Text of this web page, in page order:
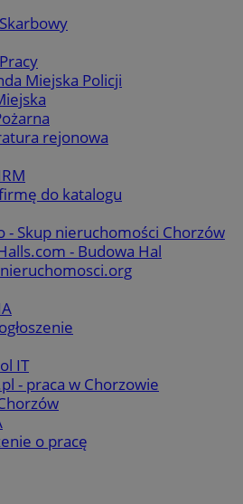
Miejska Policji
rejonowa
do katalogu
- Skup nieruchomości Chorzów
- Budowa Hal
IT
- praca w Chorzowie
o pracę